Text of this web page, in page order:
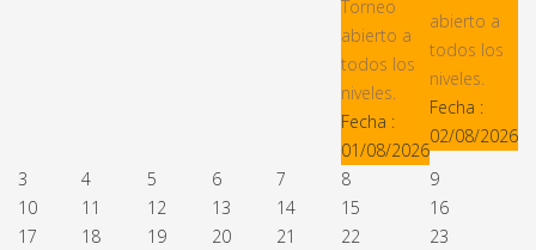
Torneo
abierto a
todos los
niveles.
Fecha :
01/08/2026
abierto a
todos los
niveles.
Fecha :
02/08/2026
3
4 5 6 7 8
9
10
11 12 13 14 15
16
17
18 19 20 21 22 23